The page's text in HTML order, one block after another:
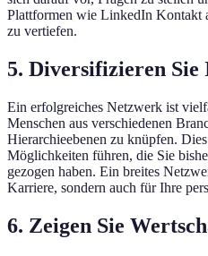
Plattformen wie LinkedIn Kontakt
zu vertiefen.
5. Diversifizieren
Ein erfolgreiches Netzwerk ist
Menschen aus verschiedenen
Hierarchieebenen zu knüpfen.
Möglichkeiten führen, die Sie
gezogen haben. Ein breites
Karriere, sondern auch für Ihre
6. Zeigen Sie